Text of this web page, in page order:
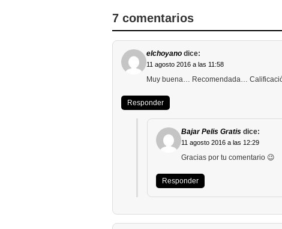
7 comentarios
elchoyano dice:
11 agosto 2016 a las 11:58
Muy buena… Recomendada…
Responder
Bajar Pelis Gratis dice:
11 agosto 2016 a las 12:29
Gracias por tu comentario 😉
Responder